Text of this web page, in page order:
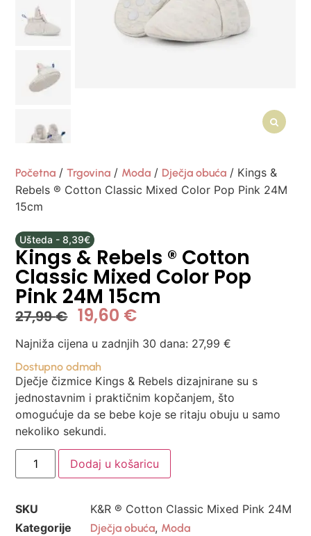
Početna /Trgovina / Moda / Dječja obuća / Kings &
Rebels ® Cotton Classic Mixed Color Pop Pink 24M
15cm
Ušteda - 8,39€
Kings & Rebels ® Cotton
Classic Mixed Color Pop
Pink 24M 15cm
27,99€ 19,60 €
Najniža cijena u zadnjih 30 dana: 27,99€
Dostupno odmah
Dječje čizmice Kings & Rebels dizajnirane su s
jednostavnim i praktičnim kopčanjem, što
omogućuje da se bebe koje se ritaju obuju u samo
nekoliko sekundi.
Dodaj u košaricu
SKU
K&R ® Cotton Classic Mixed Pink 24M
Kategorije
Dječja obuća, Moda